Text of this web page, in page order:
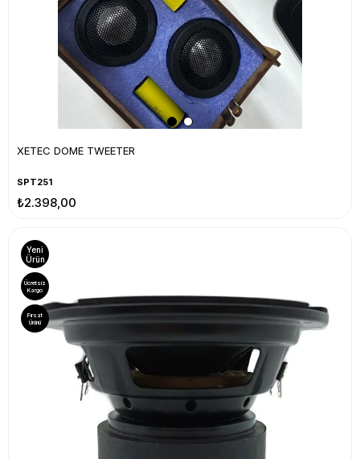
XETEC DOME TWEETER
SPT251
₺2.398,00
Yeni
Ürün
Ücretsiz
Kargo
Fırsat
Ürünü